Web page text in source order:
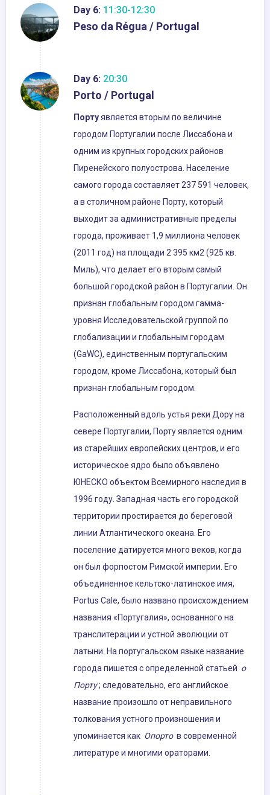
Day 6: 11:30-12:30
Peso da Régua / Portugal
Day 6: 20:30
Porto / Portugal
Портуявляется вторым по величине
городом Португалии после Лиссабона и
одним из крупных городских районов
Пиренейского полуострова. Население
самого города составляет 237 591 человек,
а в столичном районе Порту, который
выходит за административные пределы
города, проживает 1,9 миллиона человек
(2011 год) на площади 2 395 км2 (925 кв.
Миль), что делает его вторым самый
большой городской район в Португалии. Он
признан глобальным городом гамма-
уровня Исследовательской группой по
глобализации и глобальным городам
(GaWC), единственным португальским
городом, кроме Лиссабона, который был
признан глобальным городом.
Расположенный вдоль устья реки Дору на
севере Португалии, Порту является одним
из старейших европейских центров, и его
историческое ядро ​​было объявлено
ЮНЕСКО объектом Всемирного наследия в
1996 году. Западная часть его городской
территории простирается до береговой
линии Атлантического океана. Его
поселение датируется много веков, когда
он был форпостом Римской империи. Его
объединенное кельтско-латинское имя,
Portus Cale, было названо происхождением
названия «Португалия», основанного на
транслитерации и устной эволюции от
латыни. На португальском языке название
города пишется с определенной статьей о
Порту; следовательно, его английское
название произошло от неправильного
толкования устного произношения и
упоминается как Опортов современной
литературе и многими ораторами.